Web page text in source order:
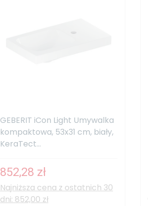
GEBERIT iCon Light Umywalka
kompaktowa, 53x31 cm, biały,
KeraTect...
852,28 zł
Najniższa cena z ostatnich 30
dni: 852,00 zł